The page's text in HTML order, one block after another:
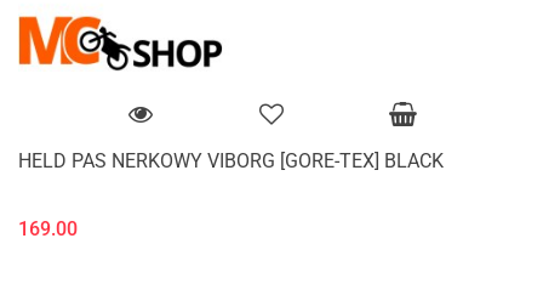
HELD PAS NERKOWY VIBORG [GORE-TEX] BLACK
169.00